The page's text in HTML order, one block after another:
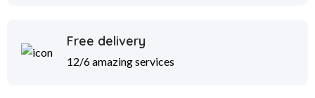
Free delivery
12/6 amazing services